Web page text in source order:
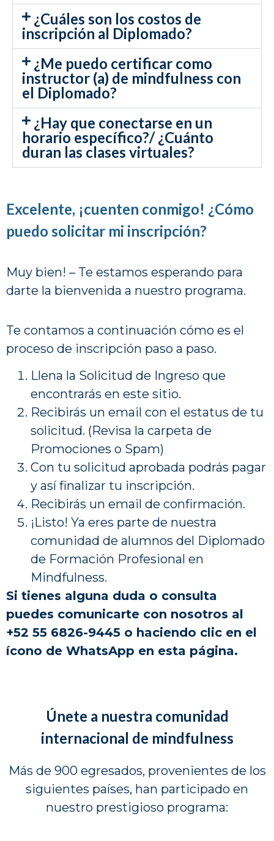
¿Cuáles son los costos de
inscripción al Diplomado?
¿Me puedo certificar como
instructor (a) de mindfulness con
el Diplomado?
¿Hay que conectarse en un
horario específico?/ ¿Cuánto
duran las clases virtuales?
Excelente, ¡cuenten conmigo! ¿Cómo
puedo solicitar mi inscripción?
Muy bien! – Te estamos esperando para
darte la bienvenida a nuestro programa.
Te contamos a continuación cómo es el
proceso de inscripción paso a paso.
Llena la Solicitud de Ingreso que
encontrarás en este sitio.
Recibirás un email con el estatus de tu
solicitud. (Revisa la carpeta de
Promociones o Spam)
Con tu solicitud aprobada podrás pagar
y así finalizar tu inscripción.
Recibirás un email de confirmación.
¡Listo! Ya eres parte de nuestra
comunidad de alumnos del Diplomado
de Formación Profesional en
Mindfulness.
Si tienes alguna duda o consulta
puedes comunicarte con nosotros al
+52 55 6826-9445 o haciendo clic en el
ícono de WhatsApp en esta página.
Únete a nuestra comunidad
internacional de mindfulness
Más de 900 egresados, provenientes de los
siguientes países, han participado en
nuestro prestigioso programa: